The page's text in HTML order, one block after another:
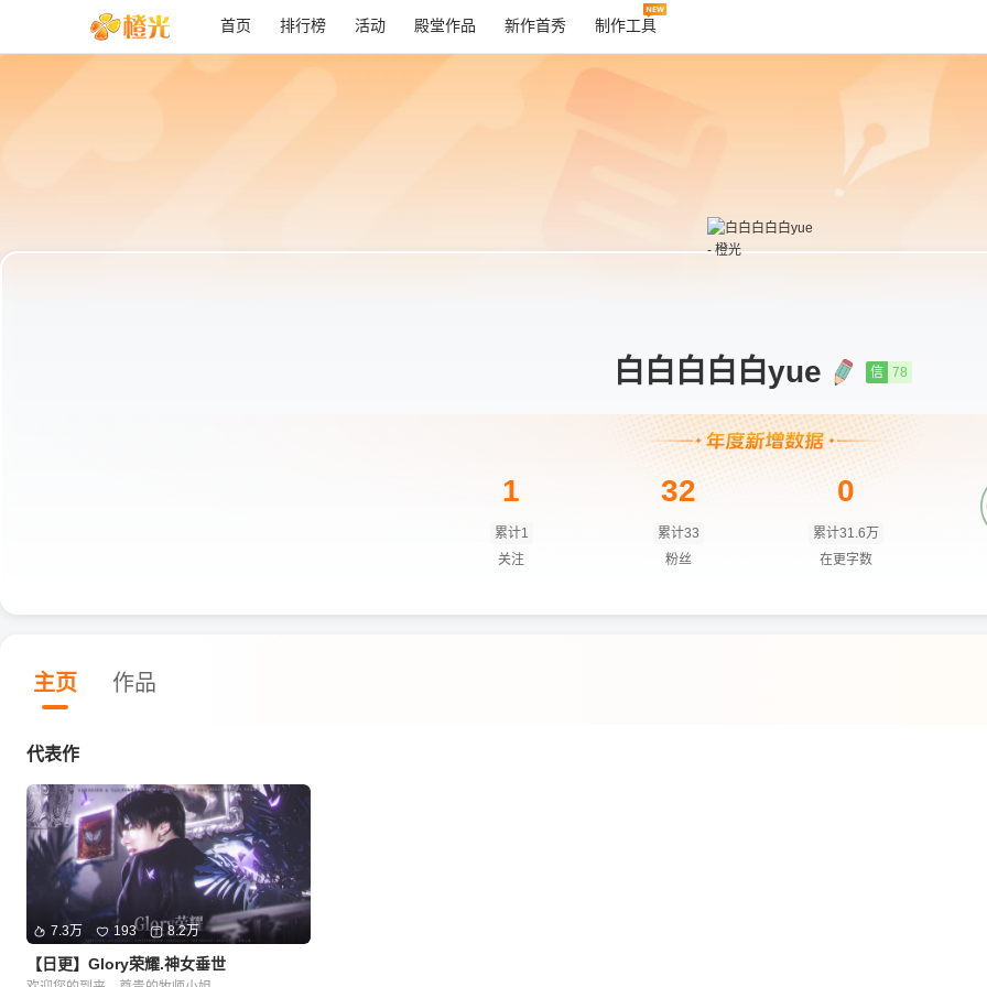
首页 排行榜 活动 殿堂作品 新作首秀 制作工具
白白白白白yue 信 78
1
累计1
关注
32
累计33
粉丝
0
累计31.6万
在更字数
主页 作品
代表作
7.3万 193 8.2万
【日更】Glory荣耀.神女垂世